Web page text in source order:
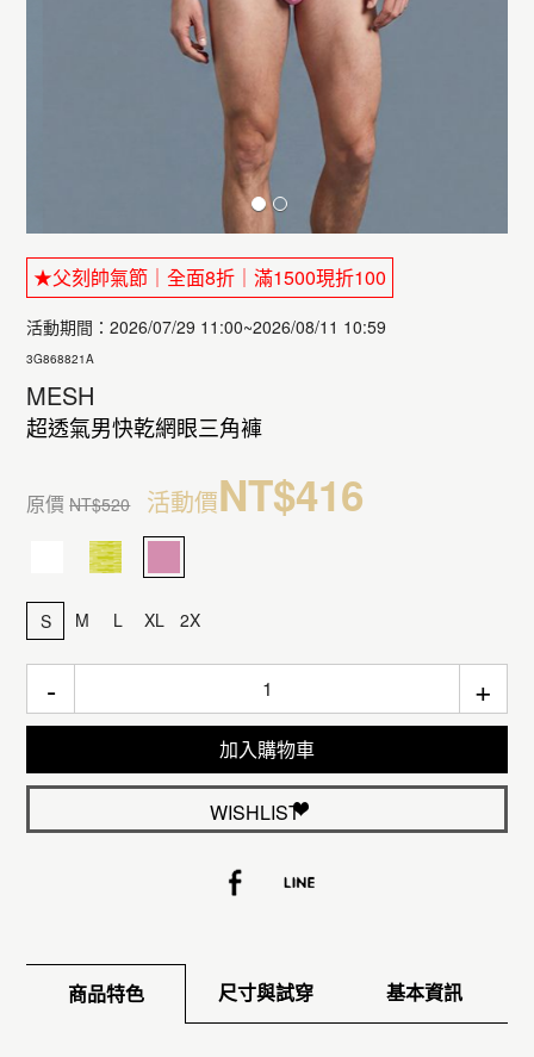
★父刻帥氣節｜全面8折｜滿1500現折100
活動期間：2026/07/29 11:00~2026/08/11 10:59
3G868821A
MESH
超透氣男快乾網眼三角褲
原價NT$520 活動價NT$416
S M L XL 2X
- +
加入購物車
WISHLIST
商品特色 尺寸與試穿 基本資訊